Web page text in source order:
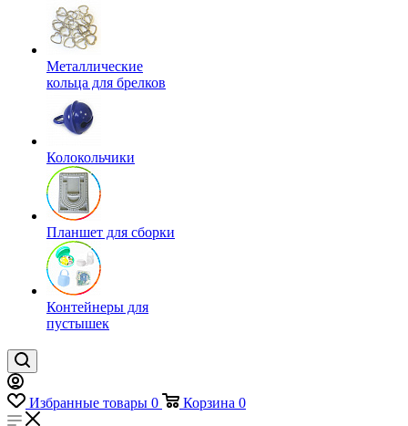
Металлические
кольца для брелков
Колокольчики
Планшет для сборки
Контейнеры для
пустышек
Избранные товары 0 Корзина 0